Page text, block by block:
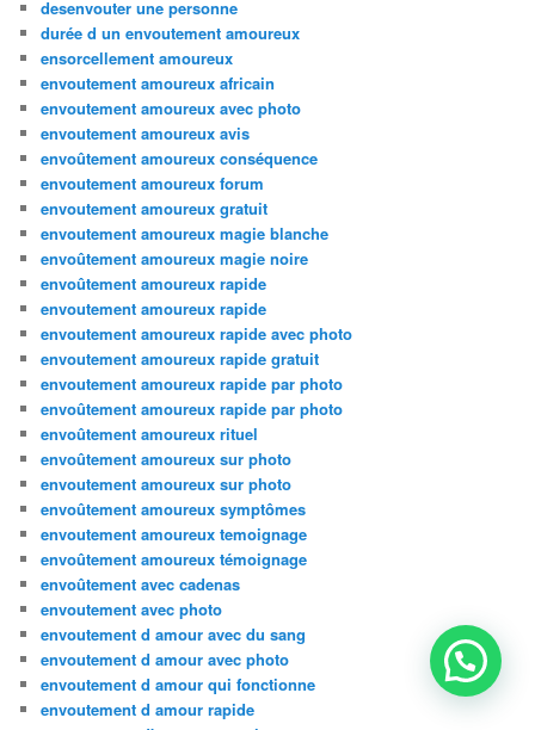
desenvouter une personne
durée d un envoutement amoureux
ensorcellement amoureux
envoutement amoureux africain
envoutement amoureux avec photo
envoutement amoureux avis
envoûtement amoureux conséquence
envoutement amoureux forum
envoutement amoureux gratuit
envoutement amoureux magie blanche
envoûtement amoureux magie noire
envoûtement amoureux rapide
envoutement amoureux rapide
envoutement amoureux rapide avec photo
envoutement amoureux rapide gratuit
envoutement amoureux rapide par photo
envoûtement amoureux rapide par photo
envoûtement amoureux rituel
envoûtement amoureux sur photo
envoutement amoureux sur photo
envoûtement amoureux symptômes
envoutement amoureux temoignage
envoûtement amoureux témoignage
envoûtement avec cadenas
envoutement avec photo
envoutement d amour avec du sang
envoutement d amour avec photo
envoutement d amour qui fonctionne
envoutement d amour rapide